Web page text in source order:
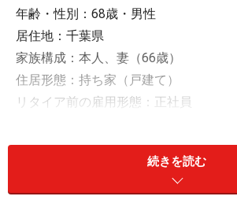
年齢・性別：68歳・男性
居住地：千葉県
家族構成：本人、妻（66歳）
住居形態：持ち家（戸建て）
リタイア前の雇用形態：正社員
現在の預貯金：約1800万円
リスク資産：約400万円続きを読む